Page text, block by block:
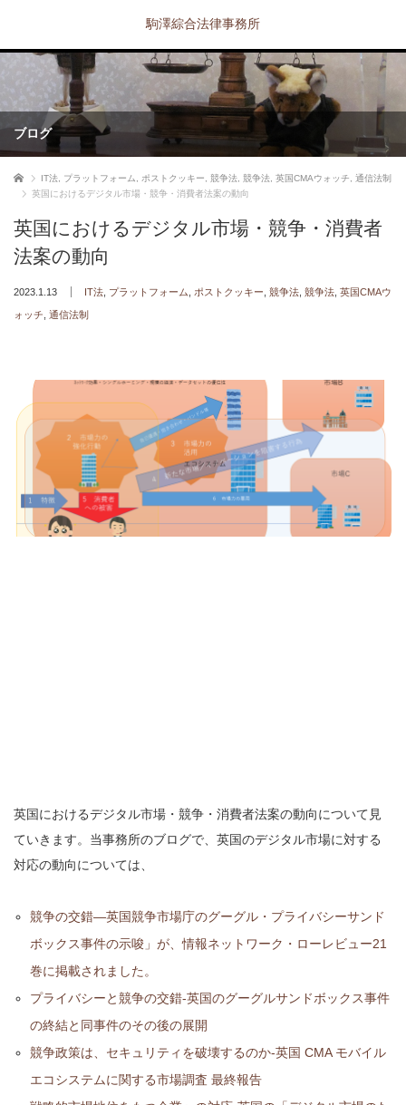
駒澤綜合法律事務所
ブログ
ホーム IT法 プラットフォーム ポストクッキー 競争法 競争法 英国CMAウォッチ
通信法制
英国におけるデジタル市場・競争・消費者法案の動向
英国におけるデジタル市場・競争・消費者
法案の動向
2023.1.13 IT法 プラットフォーム ポストクッキー 競争法 競争法 英国CMAウ
ォッチ 通信法制
英国におけるデジタル市場・競争・消費者法案の動向について見
ていきます。当事務所のブログで、英国のデジタル市場に対する
対応の動向については、
競争の交錯—英国競争市場庁のグーグル・プライバシーサンド
ボックス事件の示唆」が、情報ネットワーク・ローレビュー21
巻に掲載されました。
プライバシーと競争の交錯-英国のグーグルサンドボックス事件
の終結と同事件のその後の展開
競争政策は、セキュリティを破壊するのか-英国 CMA モバイル
エコシステムに関する市場調査 最終報告